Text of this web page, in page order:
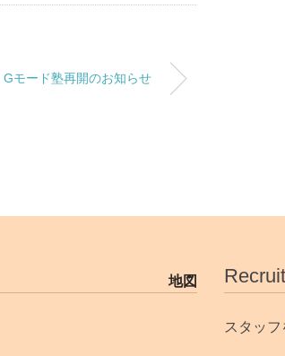
Gモード塾再開のお知らせ
地図 Recruit
スタッ